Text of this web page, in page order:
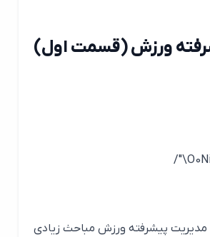
ورزش (قسمت اول)
پیشرفته ورزش مباحث زیادی